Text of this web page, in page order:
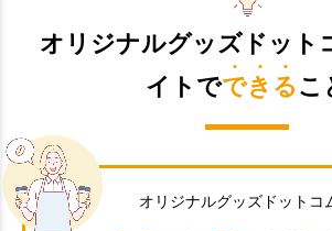
オリジナルグッズドット
イトでできる こ
オリジナルグッズドットコ